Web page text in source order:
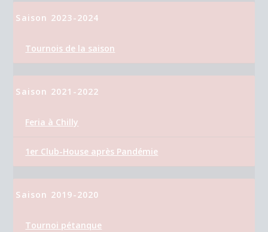
Saison 2023-2024
Tournois de la saison
Saison 2021-2022
Feria à Chilly
1er Club-House après Pandémie
Saison 2019-2020
Tournoi pétanque